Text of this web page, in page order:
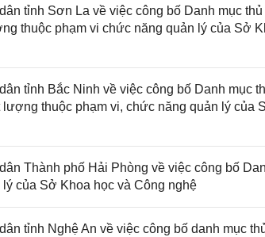
tỉnh Sơn La về việc công bố Danh mục
thuộc phạm vi chức năng quản lý của Sở
tỉnh Bắc Ninh về việc công bố Danh mục
thuộc phạm vi, chức năng quản lý của
Thành phố Hải Phòng về việc công bố
của Sở Khoa học và Công nghệ
tỉnh Nghệ An về việc công bố danh mục